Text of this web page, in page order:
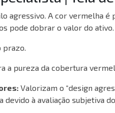
agressivo. A cor vermelha
pode dobrar o valor do ativo.
prazo.
a pureza da cobertura
Valorizam o “design
à avaliação subjetiva